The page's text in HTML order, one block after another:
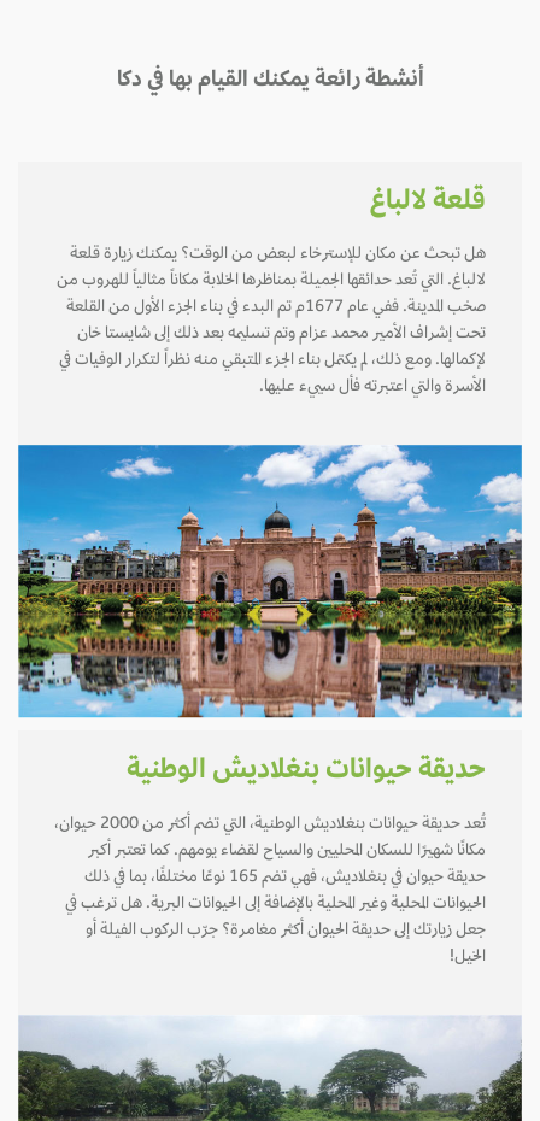
أنشطة رائعة يمكنك القيام بها في دكا
قلعة لالباغ
هل تبحث عن مكان للإسترخاء لبعض من الوقت؟ يمكنك زيارة قلعة
لالباغ. التي تُعد حدائقها الجميلة بمناظرها الخلابة مكاناً مثالياً للهروب من
صخب المدينة. ففي عام 1677م تم البدء في بناء الجزء الأول من القلعة
تحت إشراف الأمير محمد عزام وتم تسليمه بعد ذلك إلى شايستا خان
لإكمالها. ومع ذلك، لم يكتمل بناء الجزء المتبقي منه نظراً لتكرار الوفيات في
الأسرة والتي اعتبرته فأل سييء عليها.
حديقة حيوانات بنغلاديش الوطنية
تُعد حديقة حيوانات بنغلاديش الوطنية، التي تضم أكثر من 2000 حيوان،
مكانًا شهيرًا للسكان المحليين والسياح لقضاء يومهم. كما تعتبر أكبر
حديقة حيوان في بنغلاديش، فهي تضم 165 نوعًا مختلفًا، بما في ذلك
الحيوانات المحلية وغير المحلية بالإضافة إلى الحيوانات البرية. هل ترغب في
جعل زيارتك إلى حديقة الحيوان أكثر مغامرة؟ جرّب الركوب الفيلة أو
الخيل!